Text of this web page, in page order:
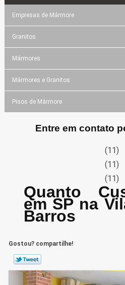
Empresas de Mármore
Granitos
Mármores
Mármores e Granitos
Pisos de Mármore
Entre em contato
(11)
(11)
(11)
Quanto
em SP na
Barros
Gostou? compartilhe!